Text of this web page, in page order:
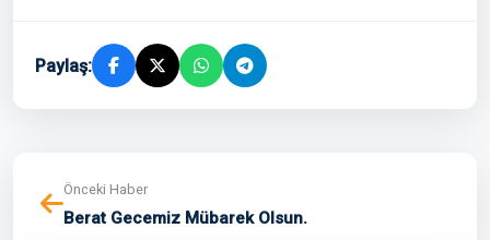
Paylaş:
Önceki Haber
Berat Gecemiz Mübarek Olsun.